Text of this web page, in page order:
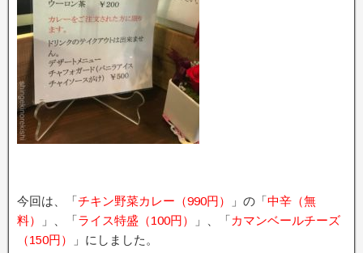
今回は、「チキン野菜カレー（990円） 」の「中辛（無
料）
」、「ライス特盛（100円） 」、「カマンベールチーズ
（150円）
」にしました。